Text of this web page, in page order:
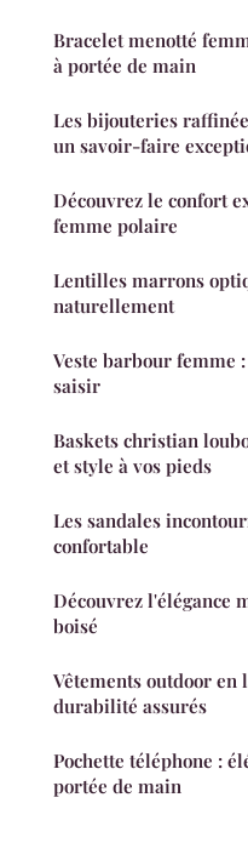
Bracelet menotté
à portée de main
Les bijouteries
un savoir-faire
Découvrez le confort
femme polaire
Lentilles marrons
naturellement
Veste barbour femme
saisir
Baskets christian
et style à vos pieds
Les sandales
confortable
Découvrez l'élégance
boisé
Vêtements outdoor
durabilité assurés
Pochette téléphone :
portée de main